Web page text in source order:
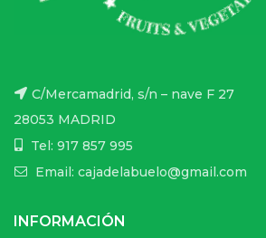
C/Mercamadrid, s/n – nave F 27
28053 MADRID
Tel: 917 857 995
Email: cajadelabuelo@gmail.com
INFORMACIÓN